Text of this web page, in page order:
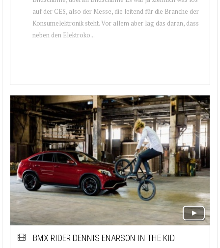
auf der CES, also der Messe, die leitend für die Branche der
Konsumelektronik steht. Vor allem aber lag das daran, dass
neben den Elektroko...
BMX RIDER DENNIS ENARSON IN THE KID.